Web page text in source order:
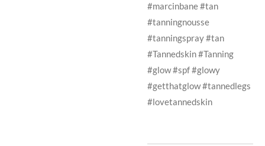
#marcinbane #tan
#tanningnousse
#tanningspray #tan
#Tannedskin #Tanning
#glow #spf #glowy
#getthatglow #tannedlegs
#lovetannedskin